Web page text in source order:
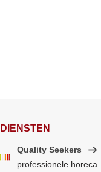
DIENSTEN
Quality Seekers
professionele horeca